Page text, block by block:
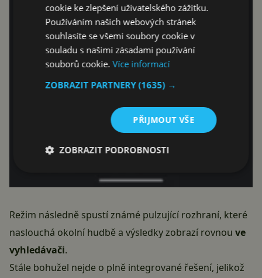
Režim následně spustí známé pulzující rozhraní, které
naslouchá okolní hudbě a výsledky zobrazí rovnou ve
vyhledávači.
Stále bohužel nejde o plně integrované řešení, jelikož
cookie ke zlepšení uživatelského zážitku.
Používáním našich webových stránek
souhlasíte se všemi soubory cookie v
souladu s našimi zásadami používání
souborů cookie.Více informací
ZOBRAZIT PARTNERY(1635) →
PŘIJMOUT VŠE
ZOBRAZIT PODROBNOSTI